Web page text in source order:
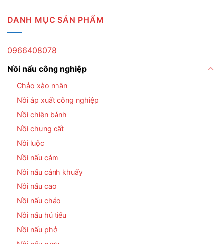
DANH MỤC SẢN PHẨM
0966408078
Nồi nấu công nghiệp
Chảo xào nhân
Nồi áp xuất công nghiệp
Nồi chiên bánh
Nồi chưng cất
Nồi luộc
Nồi nấu cám
Nồi nấu cánh khuấy
Nồi nấu cao
Nồi nấu cháo
Nồi nấu hủ tiếu
Nồi nấu phở